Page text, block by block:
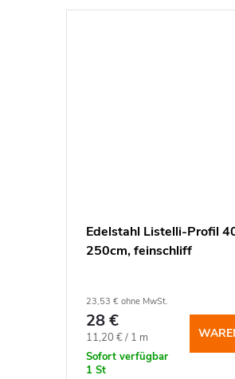
Edelstahl Listelli-Profil
250cm, feinschliff
23,53 € ohne MwSt.
28 €
Verkaufspreis:
11,20 € / 1 m
Sofort verfügbar
1 St